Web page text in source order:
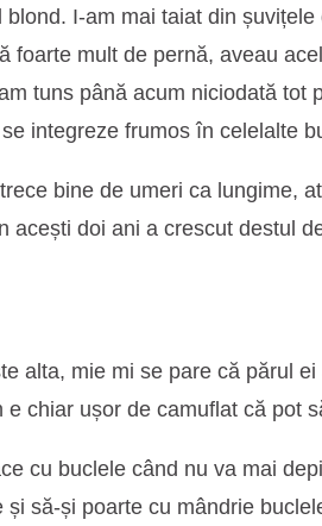
blond. I-am mai taiat din
foarte mult de pernă, aveau
tuns până acum niciodată tot
integreze frumos în celelalte
bine de umeri ca lungime,
acești doi ani a crescut destul
alta, mie mi se pare că părul
e chiar ușor de camuflat că pot
cu buclele când nu va mai
și să-și poarte cu mândrie